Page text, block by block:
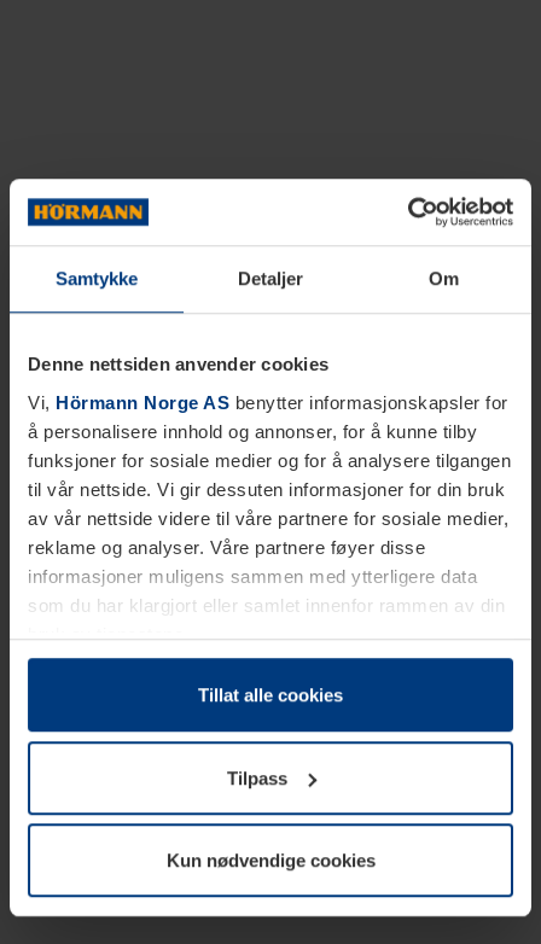
Samtykke Detaljer Om
Denne nettsiden anvender cookies
Vi, Hörmann Norge AS benytter informasjonskapsler for
å personalisere innhold og annonser, for å kunne tilby
funksjoner for sosiale medier og for å analysere tilgangen
til vår nettside. Vi gir dessuten informasjoner for din bruk
av vår nettside videre til våre partnere for sosiale medier,
reklame og analyser. Våre partnere føyer disse
informasjoner muligens sammen med ytterligere data
som du har klargjort eller samlet innenfor rammen av din
bruk av tjenestene.
Etter loven kan vi lagre informasjonskapsler på din
datamaskin, hvis disse er absolutt nødvendig for drift av
trenger vi din tillatelse. Du kan når som helst endre eller
tilbakekalle ditt samtykke i forklaringen av
informasjonskapselen på sidenPersonvernerklæringpå
Tillat alle cookies
Tilpass
Kun nødvendige cookies